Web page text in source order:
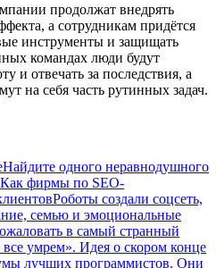
продолжат внедрять
а сотрудникам придётся
инструменты и защищать
командах люди будут
и отвечать за последствия, а
на себя часть рутинных задач.
Найдите одного неравнодушного
Как фирмы по SEO-
Роботы создали соцсеть,
семью и эмоциональные
в самый странный
умрем». Идея о скором конце
лучших программистов. Они